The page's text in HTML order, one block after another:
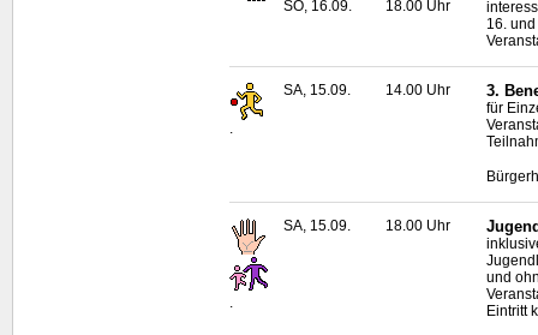
SO, 16.09.
18.00 Uhr
16.
.
SA, 15.09. 14.00 Uhr 3.
für
.
SA, 15.09. 18.00 Uhr
und
Eintritt